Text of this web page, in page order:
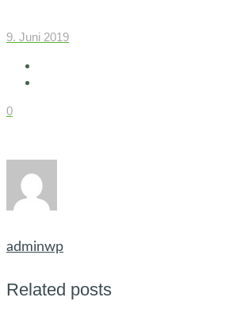
9. Juni 2019
0
adminwp
Related posts